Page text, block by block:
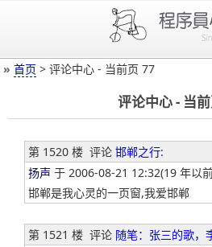
» 首页 > 评论中心 - 当前页 77
评论中心 - 当
第 1520 楼 评论 邯郸之行:
扬声 于 2006-08-21 12:32(19 年以
邯郸是我心灵的一页窗,我爱邯郸
第 1521 楼 评论 随笔：张三的歌，